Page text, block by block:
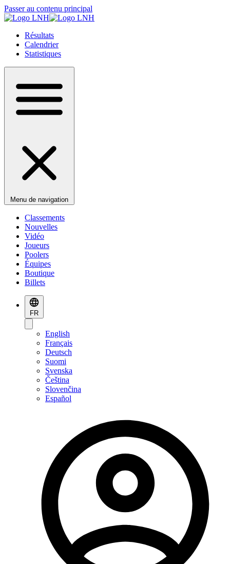
Passer au contenu principal
Résultats
Calendrier
Statistiques
Menu de navigation
Classements
Nouvelles
Vidéo
Joueurs
Poolers
Équipes
Boutique
Billets
FR
English
Français
Deutsch
Suomi
Svenska
Čeština
Slovenčina
Español